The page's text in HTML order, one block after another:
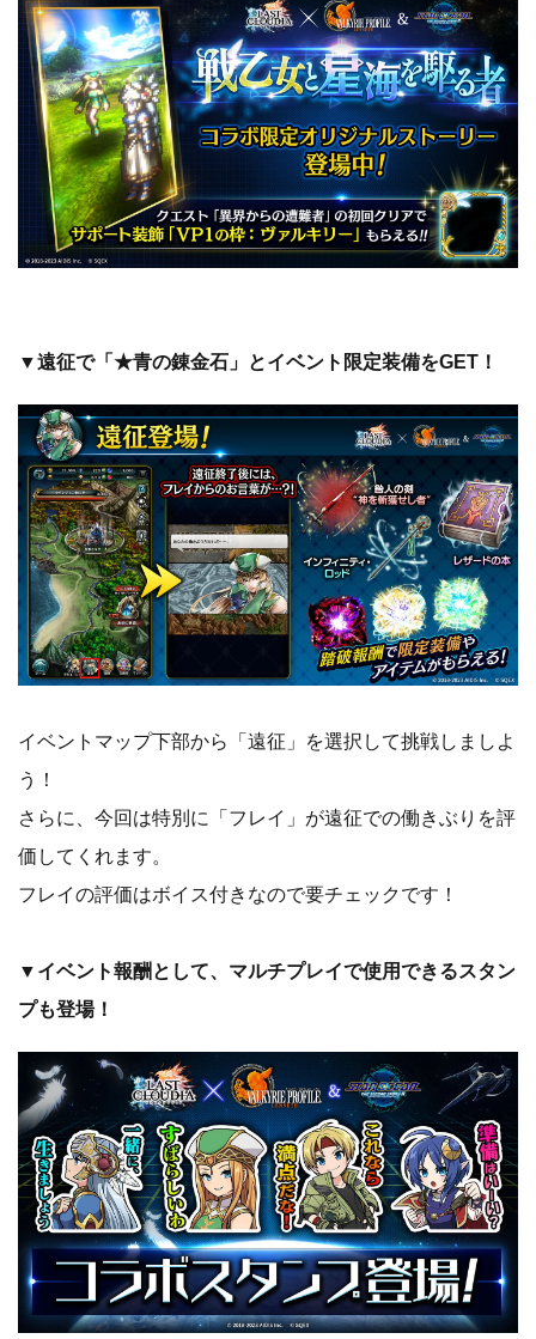
▼遠征で「★青の錬金石」とイベント限定装備をGET！
イベントマップ下部から「遠征」を選択して挑戦しましよ
う！
さらに、今回は特別に「フレイ」が遠征での働きぶりを評
価してくれます。
フレイの評価はボイス付きなので要チェックです！
▼イベント報酬として、マルチプレイで使用できるスタン
プも登場！